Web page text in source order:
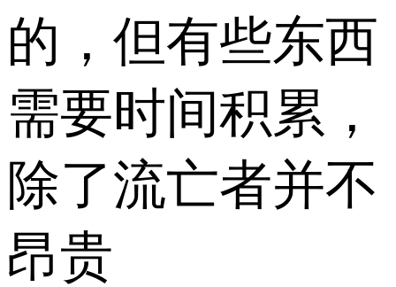
的，但有些东西
需要时间积累，
除了流亡者并不
昂贵